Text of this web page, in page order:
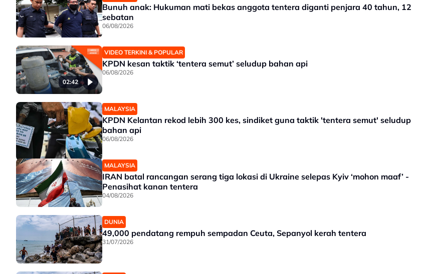
Bunuh anak: Hukuman mati bekas anggota tentera diganti penjara 40 tahun, 12
sebatan
06/08/2026
02:42
VIDEO TERKINI & POPULAR
KPDN kesan taktik ‘tentera semut’ seludup bahan api
06/08/2026
MALAYSIA
KPDN Kelantan rekod lebih 300 kes, sindiket guna taktik 'tentera semut' seludup
bahan api
06/08/2026
MALAYSIA
IRAN batal rancangan serang tiga lokasi di Ukraine selepas Kyiv ‘mohon maaf’ -
Penasihat kanan tentera
04/08/2026
DUNIA
49,000 pendatang rempuh sempadan Ceuta, Sepanyol kerah tentera
31/07/2026